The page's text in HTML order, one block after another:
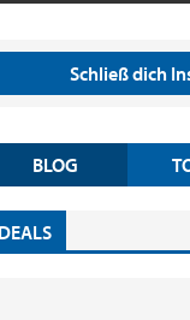
Schließ dich
BLOG
DEALS